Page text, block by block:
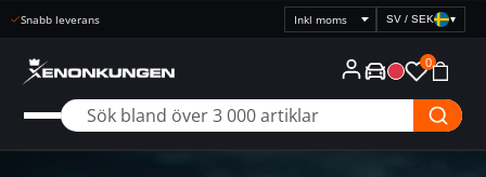
Snabb leverans
Välj
prisvisning
SV / SEK ▾
0